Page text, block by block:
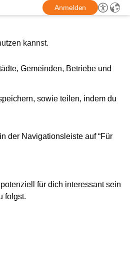
Anmelden
kannst.
Gemeinden, Betriebe und
sowie teilen, indem du
der Navigationsleiste auf “Für
für dich interessant sein
folgst.